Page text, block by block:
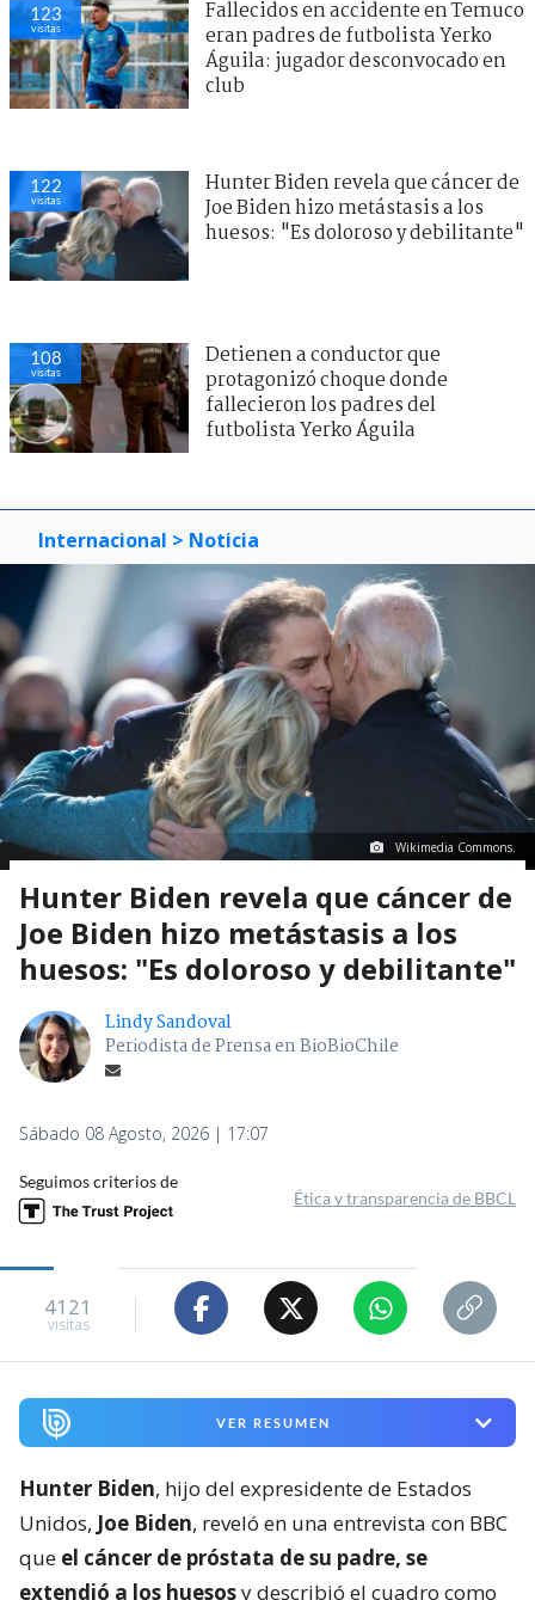
123
visitas
Fallecidos en accidente en Temuco
eran padres de futbolista Yerko
Águila: jugador desconvocado en
club
122
visitas
Hunter Biden revela que cáncer de
Joe Biden hizo metástasis a los
huesos: "Es doloroso y debilitante"
108
visitas
Detienen a conductor que
protagonizó choque donde
fallecieron los padres del
futbolista Yerko Águila
Internacional > Noticia
Wikimedia Commons.
Hunter Biden revela que cáncer de
Joe Biden hizo metástasis a los
huesos: "Es doloroso y debilitante"
Lindy Sandoval
Periodista de Prensa en BioBioChile
Sábado 08 Agosto, 2026 | 17:07
Seguimos criterios de
Ética y transparencia de BBCL
4121
visitas
VER RESUMEN
Hunter Biden, hijo del expresidente de Estados
Unidos, Joe Biden, reveló en una entrevista con BBC
que el cáncer de próstata de su padre, se
extendió a los huesosy describió el cuadro como